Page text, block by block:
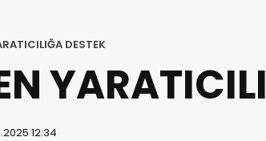
DESTEK
12:34